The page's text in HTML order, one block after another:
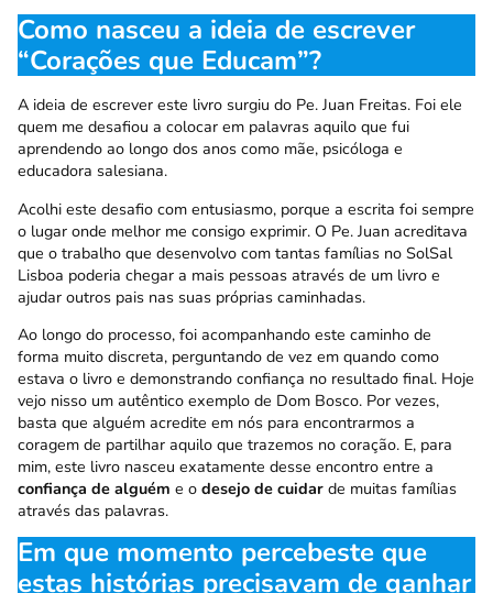
Como nasceu a ideia de escrever
“Corações que Educam”?
A ideia de escrever este livro surgiu do Pe. Juan Freitas. Foi ele
quem me desafiou a colocar em palavras aquilo que fui
aprendendo ao longo dos anos como mãe, psicóloga e
educadora salesiana.
Acolhi este desafio com entusiasmo, porque a escrita foi sempre
o lugar onde melhor me consigo exprimir. O Pe. Juan acreditava
que o trabalho que desenvolvo com tantas famílias no SolSal
Lisboa poderia chegar a mais pessoas através de um livro e
ajudar outros pais nas suas próprias caminhadas.
Ao longo do processo, foi acompanhando este caminho de
forma muito discreta, perguntando de vez em quando como
estava o livro e demonstrando confiança no resultado final. Hoje
vejo nisso um autêntico exemplo de Dom Bosco. Por vezes,
basta que alguém acredite em nós para encontrarmos a
coragem de partilhar aquilo que trazemos no coração. E, para
mim, este livro nasceu exatamente desse encontro entre a
confiança de alguém e o desejo de cuidar de muitas famílias
através das palavras.
Em que momento percebeste que
estas histórias precisavam de ganhar